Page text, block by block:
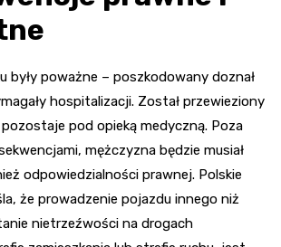
były poważne – poszkodowany doznał
hospitalizacji. Został przewieziony
pod opieką medyczną. Poza
mężczyzna będzie musiał
odpowiedzialności prawnej. Polskie
że prowadzenie pojazdu innego niż
nietrzeźwości na drogach